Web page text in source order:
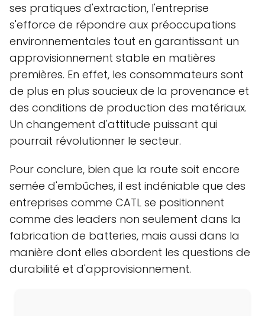
ses pratiques d'extraction, l'entreprise
s'efforce de répondre aux préoccupations
environnementales tout en garantissant un
approvisionnement stable en matières
premières. En effet, les consommateurs sont
de plus en plus soucieux de la provenance et
des conditions de production des matériaux.
Un changement d'attitude puissant qui
pourrait révolutionner le secteur.
Pour conclure, bien que la route soit encore
semée d'embûches, il est indéniable que des
entreprises comme CATL se positionnent
comme des leaders non seulement dans la
fabrication de batteries, mais aussi dans la
manière dont elles abordent les questions de
durabilité et d'approvisionnement.